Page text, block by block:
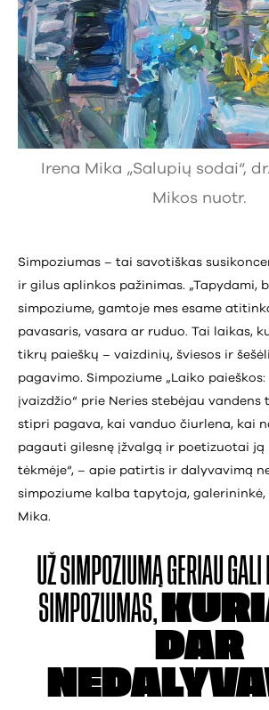
Irena Mika „Salupių sodai“,
Mikos nuotr.
Simpoziumas – tai savotiškas
ir gilus aplinkos pažinimas. „Tapydami,
simpoziume, gamtoje mes esame
pavasaris, vasara ar ruduo. Tai laikas,
tikrų paieškų – vaizdinių, šviesos ir
pagavimo. Simpoziume „Laiko
įvaizdžio“ prie Neries stebėjau vandens
stipri pagava, kai vanduo čiurlena, kai
pagauti gilesnę įžvalgą ir poetizuotai
tėkmėje“, – apie patirtis ir dalyvavimą
simpoziume kalba tapytoja, galerininkė,
Mika.
UŽ SIMPOZIUMĄ GERIAU
SIMPOZIUMAS,
DAR